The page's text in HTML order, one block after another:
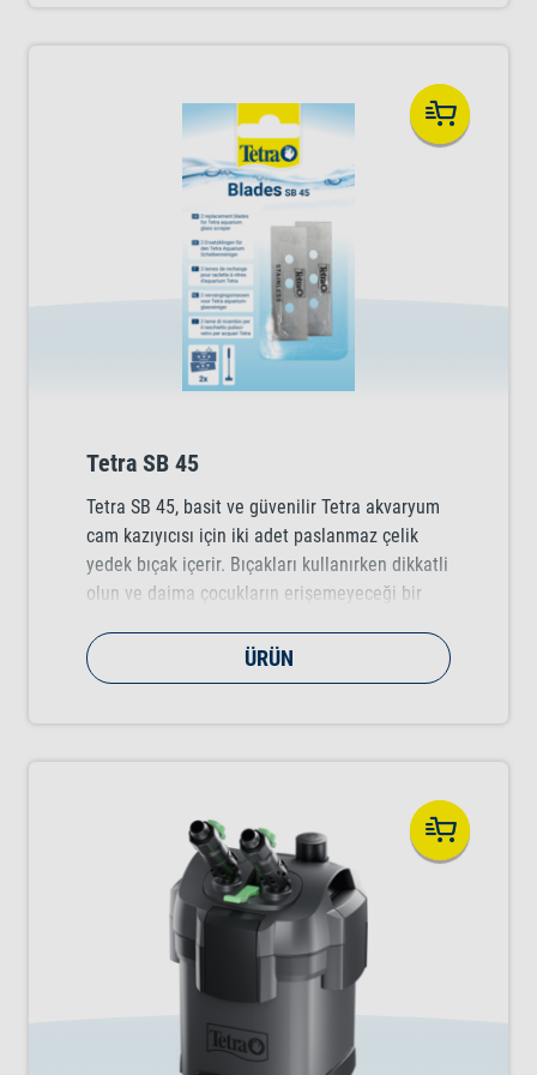
Tetra SB 45
Tetra SB 45, basit ve güvenilir Tetra akvaryum
cam kazıyıcısı için iki adet paslanmaz çelik
yedek bıçak içerir. Bıçakları kullanırken dikkatli
olun ve daima çocukların erişemeyeceği bir
ÜRÜN